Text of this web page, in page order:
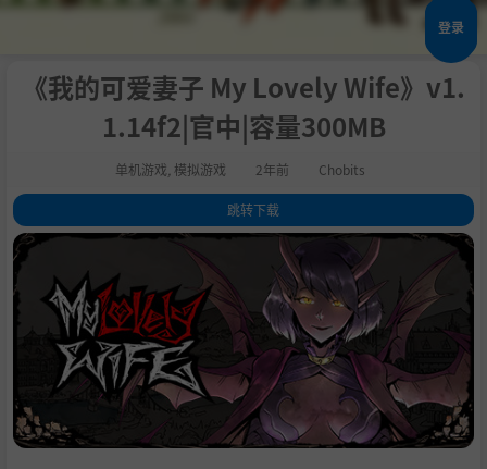
登录
《我的可爱妻子 My Lovely Wife》v1.
1.14f2|官中|容量300MB
单机游戏 模拟游戏 2年前 Chobits
跳转下载
1.关于这款游戏
支持作者
学习版下载